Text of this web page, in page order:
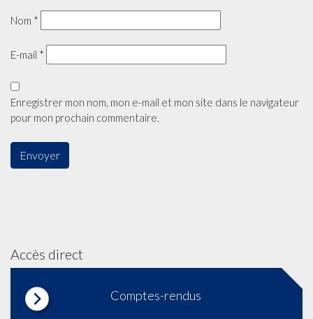
Nom *
E-mail *
Enregistrer mon nom, mon e-mail et mon site dans le navigateur
pour mon prochain commentaire.
Accès direct
Comptes-rendus